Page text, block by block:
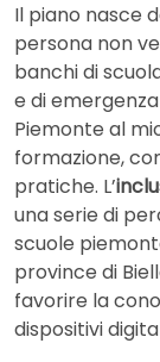
Il piano nasce
persona non
banchi di
e di
Piemonte al
formazione,
pratiche. L’
una serie di
scuole
province di
favorire la
dispositivi